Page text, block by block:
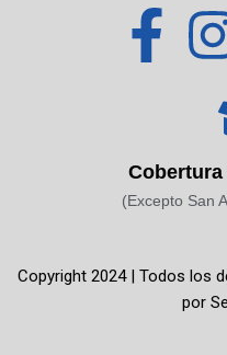
F
e
b
I
a
Cobertura
(Excepto San
Copyright 2024 | Todos los
por